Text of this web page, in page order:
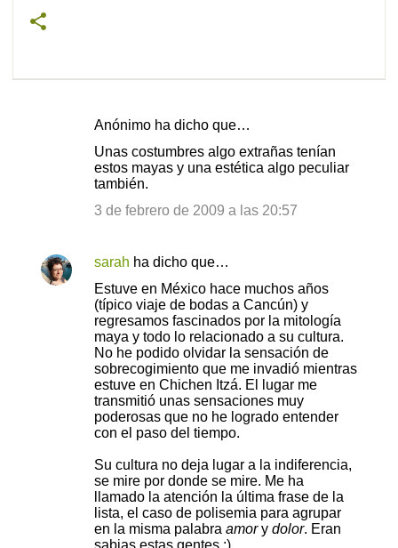
t
a
Anónimo ha dicho que…
Unas costumbres algo extrañas tenían
estos mayas y una estética algo peculiar
también.
3 de febrero de 2009 a las 20:57
sarah ha dicho que…
Estuve en México hace muchos años
(típico viaje de bodas a Cancún) y
regresamos fascinados por la mitología
maya y todo lo relacionado a su cultura.
No he podido olvidar la sensación de
sobrecogimiento que me invadió mientras
estuve en Chichen Itzá. El lugar me
transmitió unas sensaciones muy
poderosas que no he logrado entender
con el paso del tiempo.
Su cultura no deja lugar a la indiferencia,
se mire por donde se mire. Me ha
llamado la atención la última frase de la
lista, el caso de polisemia para agrupar
en la misma palabra amory dolor. Eran
sabias estas gentes :)